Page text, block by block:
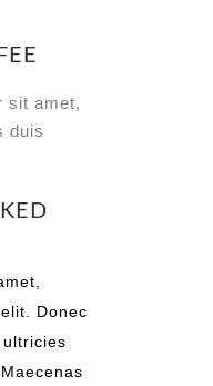
sit amet,
duis
Donec